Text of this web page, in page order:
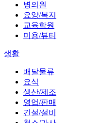
병의원
요양/복지
교육학원
미용/뷰티
생활
배달물류
요식
생산/제조
영업/판매
건설/설비